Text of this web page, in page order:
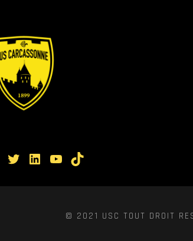
Twitter LinkedIn YouTube TikTok
© 2021 USC TOUT DROIT